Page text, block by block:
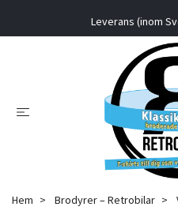
Leverans (inom
Hem Brodyrer – Retrobilar